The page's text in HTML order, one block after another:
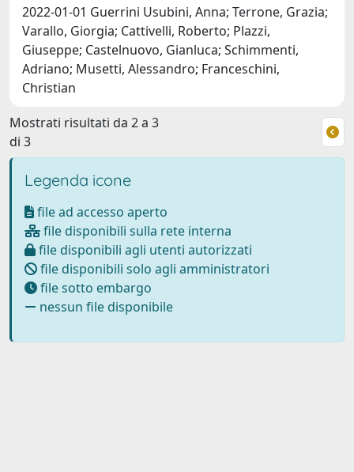
2022-01-01 Guerrini Usubini, Anna; Terrone, Grazia;
Varallo, Giorgia; Cattivelli, Roberto; Plazzi,
Giuseppe; Castelnuovo, Gianluca; Schimmenti,
Adriano; Musetti, Alessandro; Franceschini,
Christian
Mostrati risultati da 2 a 3
di 3
Legenda icone
file ad accesso aperto
file disponibili sulla rete interna
file disponibili agli utenti autorizzati
file disponibili solo agli amministratori
file sotto embargo
nessun file disponibile